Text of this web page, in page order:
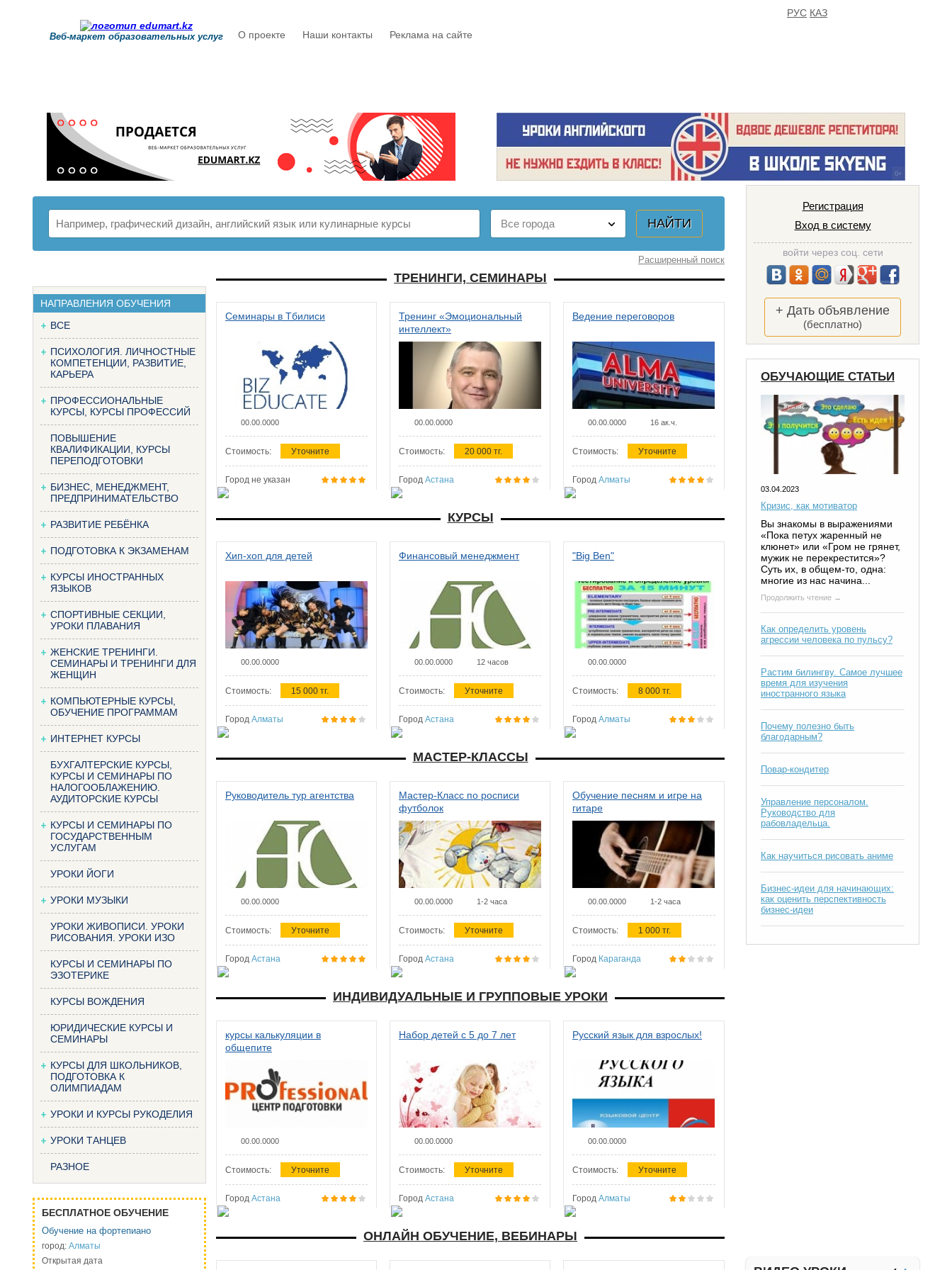
Веб-маркет образовательных услуг О проекте Наши контакты Реклама на сайте
РУС КАЗ
Расширенный поиск
НАПРАВЛЕНИЯ ОБУЧЕНИЯ
ВСЕ
ПСИХОЛОГИЯ. ЛИЧНОСТНЫЕ
КОМПЕТЕНЦИИ, РАЗВИТИЕ,
КАРЬЕРА
ПРОФЕССИОНАЛЬНЫЕ
КУРСЫ, КУРСЫ ПРОФЕССИЙ
ПОВЫШЕНИЕ
КВАЛИФИКАЦИИ, КУРСЫ
ПЕРЕПОДГОТОВКИ
БИЗНЕС, МЕНЕДЖМЕНТ,
ПРЕДПРИНИМАТЕЛЬСТВО
РАЗВИТИЕ РЕБЁНКА
ПОДГОТОВКА К ЭКЗАМЕНАМ
КУРСЫ ИНОСТРАННЫХ
ЯЗЫКОВ
СПОРТИВНЫЕ СЕКЦИИ,
УРОКИ ПЛАВАНИЯ
ЖЕНСКИЕ ТРЕНИНГИ.
СЕМИНАРЫ И ТРЕНИНГИ ДЛЯ
ЖЕНЩИН
КОМПЬЮТЕРНЫЕ КУРСЫ,
ОБУЧЕНИЕ ПРОГРАММАМ
ИНТЕРНЕТ КУРСЫ
БУХГАЛТЕРСКИЕ КУРСЫ,
КУРСЫ И СЕМИНАРЫ ПО
НАЛОГООБЛАЖЕНИЮ.
АУДИТОРСКИЕ КУРСЫ
КУРСЫ И СЕМИНАРЫ ПО
ГОСУДАРСТВЕННЫМ
УСЛУГАМ
УРОКИ ЙОГИ
УРОКИ МУЗЫКИ
УРОКИ ЖИВОПИСИ. УРОКИ
РИСОВАНИЯ. УРОКИ ИЗО
КУРСЫ И СЕМИНАРЫ ПО
ЭЗОТЕРИКЕ
КУРСЫ ВОЖДЕНИЯ
ЮРИДИЧЕСКИЕ КУРСЫ И
СЕМИНАРЫ
КУРСЫ ДЛЯ ШКОЛЬНИКОВ,
ПОДГОТОВКА К
ОЛИМПИАДАМ
УРОКИ И КУРСЫ РУКОДЕЛИЯ
УРОКИ ТАНЦЕВ
РАЗНОЕ
БЕСПЛАТНОЕ ОБУЧЕНИЕ
Обучение на фортепиано
город: Алматы
Открытая дата
ТРЕНИНГИ, СЕМИНАРЫ
Семинары в Тбилиси
00.00.0000
Стоимость: Уточните
Город не указан
Тренинг «Эмоциональный
интеллект»
00.00.0000
Стоимость: 20 000 тг.
Город Астана
Ведение переговоров
00.00.0000 16 ак.ч.
Стоимость: Уточните
Город Алматы
КУРСЫ
Хип-хоп для детей
00.00.0000
Стоимость: 15 000 тг.
Город Алматы
Финансовый менеджмент
00.00.0000 12 часов
Стоимость: Уточните
Город Астана
"Big Ben"
00.00.0000
Стоимость: 8 000 тг.
Город Алматы
МАСТЕР-КЛАССЫ
Руководитель тур агентства
00.00.0000
Стоимость: Уточните
Город Астана
Мастер-Класс по росписи
футболок
00.00.0000 1-2 часа
Стоимость: Уточните
Город Астана
Обучение песням и игре на
гитаре
00.00.0000 1-2 часа
Стоимость: 1 000 тг.
Город Караганда
ИНДИВИДУАЛЬНЫЕ И ГРУППОВЫЕ УРОКИ
курсы калькуляции в
общепите
00.00.0000
Стоимость: Уточните
Город Астана
Набор детей с 5 до 7 лет
00.00.0000
Стоимость: Уточните
Город Астана
Русский язык для взрослых!
00.00.0000
Стоимость: Уточните
Город Алматы
ОНЛАЙН ОБУЧЕНИЕ, ВЕБИНАРЫ
Регистрация
Вход в систему
войти через соц. сети
+ Дать объявление
(бесплатно)
ОБУЧАЮЩИЕ СТАТЬИ
03.04.2023
Кризис, как мотиватор
Вы знакомы в выражениями
«Пока петух жаренный не
клюнет» или «Гром не грянет,
мужик не перекрестится»?
Суть их, в общем-то, одна:
многие из нас начина...
Продолжить чтение →
Как определить уровень
агрессии человека по пульсу?
Растим билингву. Самое лучшее
время для изучения
иностранного языка
Почему полезно быть
благодарным?
Повар-кондитер
Управление персоналом.
Руководство для
рабовладельца.
Как научиться рисовать аниме
Бизнес-идеи для начинающих:
как оценить перспективность
бизнес-идеи